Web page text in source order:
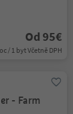
Od 95€
/ 1 byt Včetně DPH
- Farm